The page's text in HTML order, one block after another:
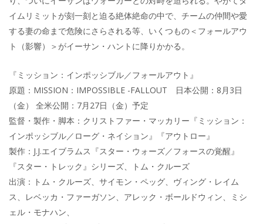
イムリミットが刻一刻と迫る絶体絶命の中で、チームの仲間や愛
する妻の命まで危険にさらされる等、いくつもの＜フォールアウ
ト（影響）＞がイーサン・ハントに降りかかる。
『ミッション：インポッシブル／フォールアウト』
原題：MISSION：IMPOSSIBLE -FALLOUT 日本公開：8月3日
（金） 全米公開：7月27日（金）予定
監督・製作・脚本：クリストファー・マッカリー『ミッション：
インポッシブル／ローグ・ネイション』『アウトロー』
製作：J.J.エイブラムス『スター・ウォーズ／フォースの覚醒』
『スター・トレック』シリーズ、トム・クルーズ
出演：トム・クルーズ、サイモン・ペッグ、ヴィング・レイム
ス、レベッカ・ファーガソン、アレック・ボールドウィン、ミシ
ェル・モナハン、